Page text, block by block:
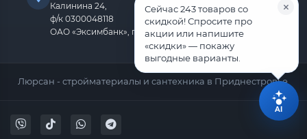
Калинина 24,
ф/к 0300048118
ОАО «Эксимбанк», г.Бендеры, р/с 2212670000000818
Люрсан - стройматериалы и сантехника в Приднестровье.
Сейчас 243 товаров со
скидкой! Спросите про
акции или напишите
«скидки» — покажу
выгодные варианты.
AI